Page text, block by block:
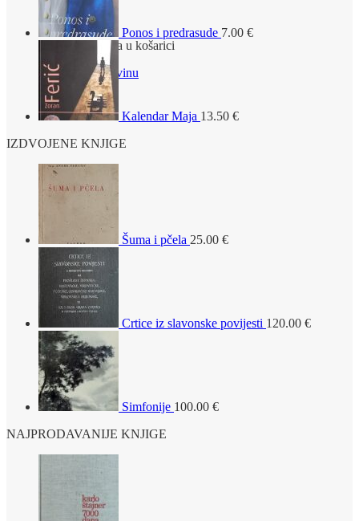
Nema proizvoda u košarici
Povratak u trgovinu
Ponos i predrasude 7.00 €
Kalendar Maja 13.50 €
IZDVOJENE KNJIGE
Šuma i pčela 25.00 €
Crtice iz slavonske povijesti 120.00 €
Simfonije 100.00 €
NAJPRODAVANIJE KNJIGE